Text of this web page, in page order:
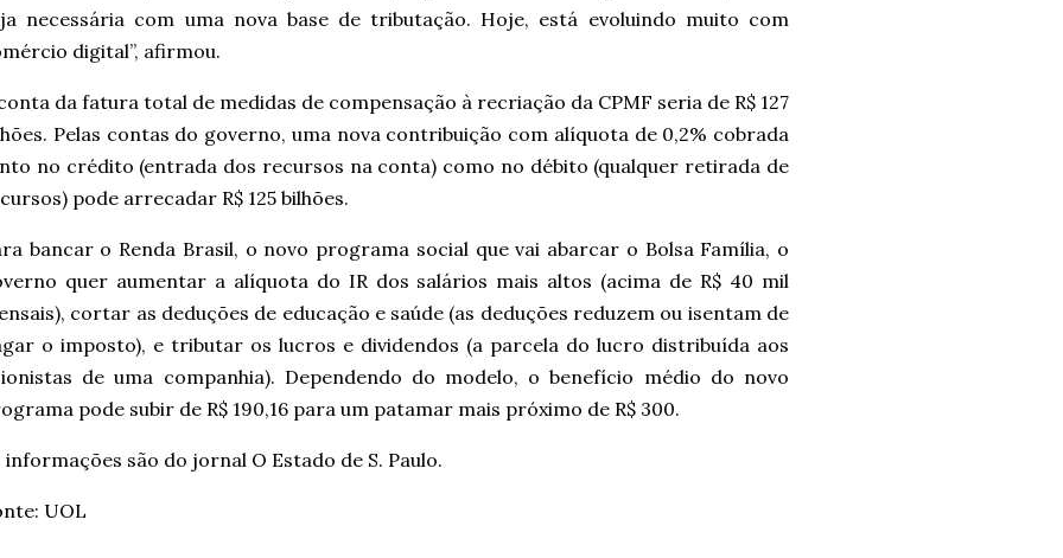
necessária com uma nova base de tributação. Hoje, está evoluindo muito com
digital”, afirmou.
da fatura total de medidas de compensação à recriação da CPMF seria de R$ 127
Pelas contas do governo, uma nova contribuição com alíquota de 0,2% cobrada
no crédito (entrada dos recursos na conta) como no débito (qualquer retirada de
pode arrecadar R$ 125 bilhões.
bancar o Renda Brasil, o novo programa social que vai abarcar o Bolsa Família, o
quer aumentar a alíquota do IR dos salários mais altos (acima de R$ 40 mil
cortar as deduções de educação e saúde (as deduções reduzem ou isentam de
o imposto), e tributar os lucros e dividendos (a parcela do lucro distribuída aos
de uma companhia). Dependendo do modelo, o benefício médio do novo
pode subir de R$ 190,16 para um patamar mais próximo de R$ 300.
informações são do jornal O Estado de S. Paulo.
UOL